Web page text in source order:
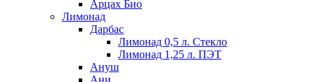
Арцах Био
Лимонад
Дарбас
Лимонад 0,5 л. Стекло
Лимонад 1,25 л. ПЭТ
Ануш
Ани